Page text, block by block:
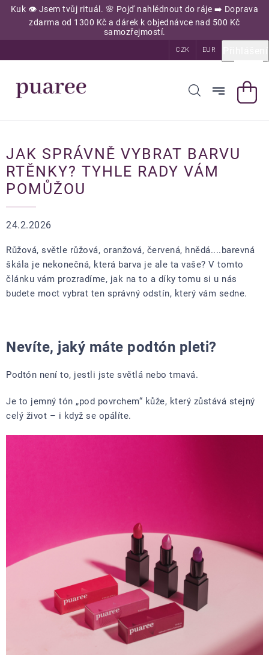
PřejítKuk 👁️ Jsem tvůj rituál. 🌸 Pojď nahlédnout do ráje ➡️ Doprava
zdarma od 1300 Kč a dárek k objednávce nad 500 Kč
samozřejmostí.
CZK EUR
JAK SPRÁVNĚ VYBRAT BARVU
RTĚNKY? TYHLE RADY VÁM
POMŮŽOU
24.2.2026
Růžová, světle růžová, oranžová, červená, hnědá....barevná
škála je nekonečná, která barva je ale ta vaše? V tomto
článku vám prozradíme, jak na to a díky tomu si u nás
budete moct vybrat ten správný odstín, který vám sedne.
Nevíte, jaký máte podtón pleti?
Podtón není to, jestli jste světlá nebo tmavá.
Je to jemný tón „pod povrchem“ kůže, který zůstává stejný
celý život – i když se opálíte.